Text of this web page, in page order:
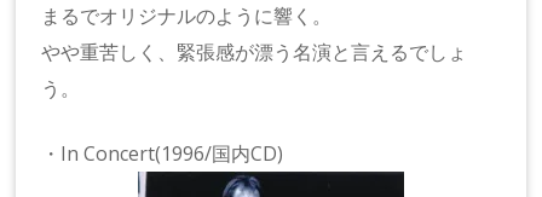
まるでオリジナルのように響く。
やや重苦しく、緊張感が漂う名演と言えるでしょ
う。
・In Concert(1996/国内CD)